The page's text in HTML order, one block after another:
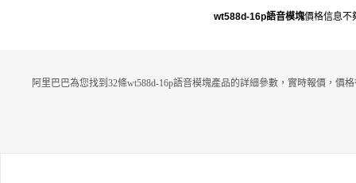
wt588d-16p語音模塊價格信息不
阿里巴巴為您找到32條wt588d-16p語音模塊產品的詳細參數，實時報價，價